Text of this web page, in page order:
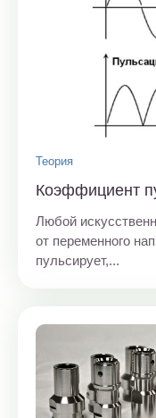
Теория
Коэффициент
Любой
от переменного
пульсирует,...